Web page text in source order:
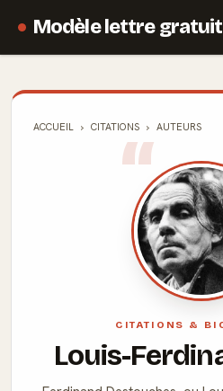
Modèle lettre gratuit
ACCUEIL CITATIONS AUTEURS
CITATIONS &
Louis-